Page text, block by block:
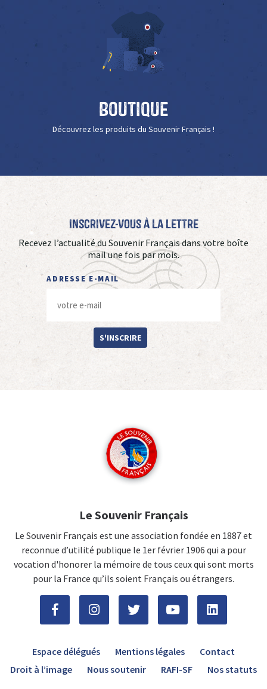
Boutique
Découvrez les produits du Souvenir Français !
Inscrivez-vous à La Lettre
Recevez l’actualité du Souvenir Français dans votre boîte
mail une fois par mois.
ADRESSE E-MAIL
S'INSCRIRE
Le Souvenir Français
Le Souvenir Français est une association fondée en 1887 et
reconnue d’utilité publique le 1er février 1906 qui a pour
vocation d'honorer la mémoire de tous ceux qui sont morts
pour la France qu’ils soient Français ou étrangers.
Espace délégués Mentions légales
Contact
Droit à l’image
Nous soutenir RAFI-SF Nos statuts